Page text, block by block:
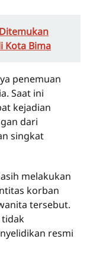
Kota Bima
penemuan
Saat ini
kejadian
dari
singkat
melakukan
korban
tersebut.
tidak
resmi